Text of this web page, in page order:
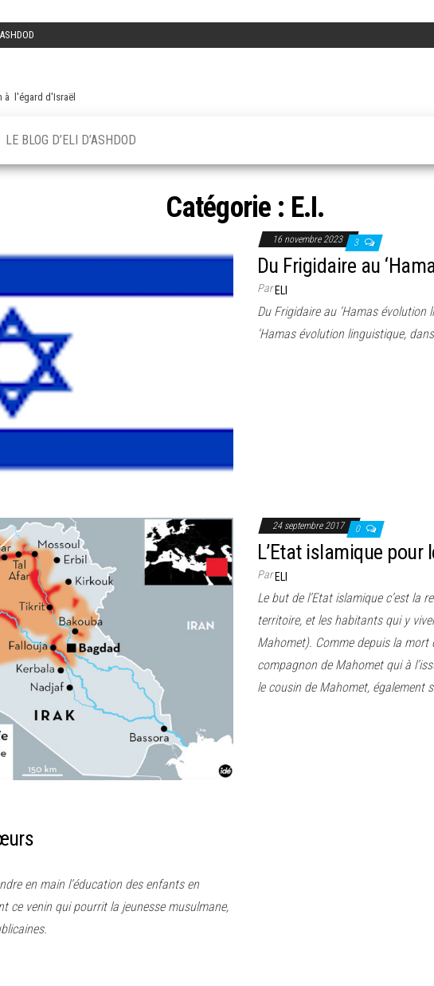
à l'égard d'Israël
LE BLOG D’ELI D’ASHDOD
Catégorie : E.I.
16 novembre 2023 3
Du Frigidaire au
ParELI
Du Frigidaire au ‘Hamas
‘Hamas évolution linguistique,
24 septembre 2017 0
L’Etat islamique pour
ParELI
Le but de l’Etat islamique c’est la
territoire, et les habitants qui y
Mahomet). Comme depuis la
compagnon de Mahomet qui à
le cousin de Mahomet, également
en main l’éducation des enfants en
ce venin qui pourrit la jeunesse musulmane,